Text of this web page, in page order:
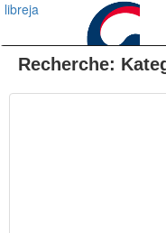
libreja
Recherche: